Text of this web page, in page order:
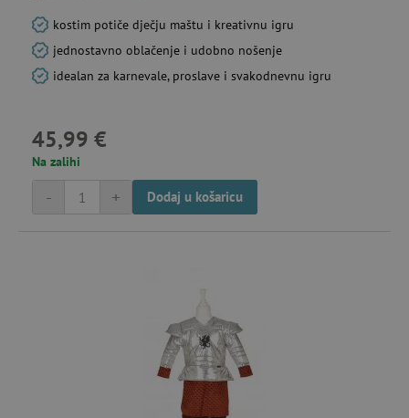
kostim potiče dječju maštu i kreativnu igru
jednostavno oblačenje i udobno nošenje
idealan za karnevale, proslave i svakodnevnu igru
45,99 €
Na zalihi
+
- Dodaj u košaricu